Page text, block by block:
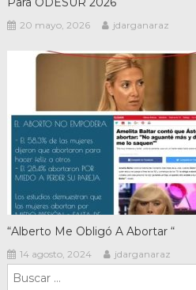
20 mayo, 2026 jdarganaraz
“Alberto Me Obligó A Abortar “
14 agosto, 2024 jdarganaraz